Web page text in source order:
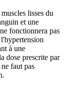
lisses du
et une
fonctionnera pas
à une
dose prescrite par
faut pas